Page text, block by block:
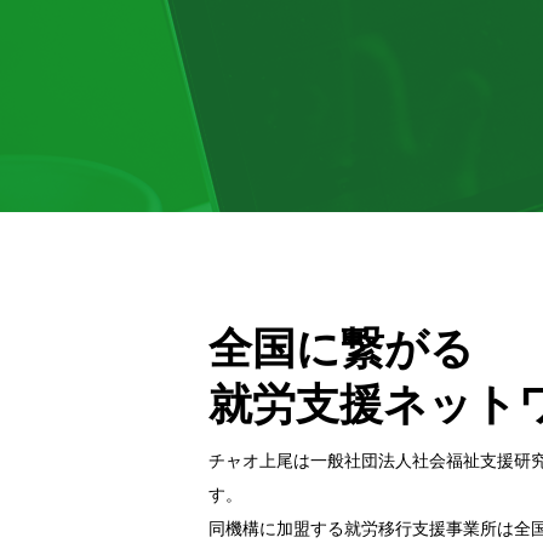
全国に繋がる
就労支援ネット
チャオ上尾は一般社団法⼈社会福祉⽀援研
す。
同機構に加盟する就労移⾏⽀援事業所は全